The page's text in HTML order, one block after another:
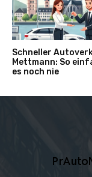
Schneller
Mettmann: So
es noch nie